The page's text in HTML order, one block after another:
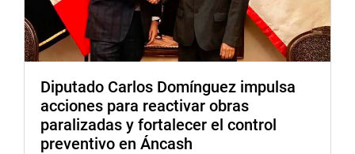
en esta última etapa quedaban 36 pendientes del
nombramiento.
DESPACHO PARLAMENTARIO
Diputado Carlos Domínguez impulsa
acciones para reactivar obras
paralizadas y fortalecer el control
preventivo en Áncash